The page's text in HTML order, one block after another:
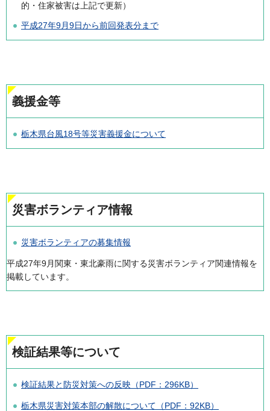
的・住家被害は上記で更新）
平成27年9月9日から前回発表分まで
義援金等
栃木県台風18号等災害義援金について
災害ボランティア情報
災害ボランティアの募集情報
平成27年9月関東・東北豪雨に関する災害ボランティア関連情報を
掲載しています。
検証結果等について
検証結果と防災対策への反映（PDF：296KB）
栃木県災害対策本部の解散について（PDF：92KB）